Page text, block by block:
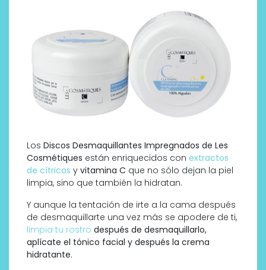
Los Discos Desmaquillantes Impregnados de Les
Cosmétiques están enriquecidos con extractos
de cítricos y vitamina C que no sólo dejan la piel
limpia, sino que también la hidratan.
Y aunque la tentación de irte a la cama después
de desmaquillarte una vez más se apodere de ti,
limpia tu rostro después de desmaquillarlo,
aplícate el tónico facial y después la crema
hidratante.